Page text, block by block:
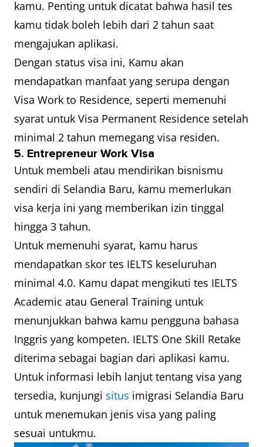
kamu. Penting untuk dicatat bahwa hasil tes
kamu tidak boleh lebih dari 2 tahun saat
mengajukan aplikasi.
Dengan status visa ini, Kamu akan
mendapatkan manfaat yang serupa dengan
Visa Work to Residence, seperti memenuhi
syarat untuk Visa Permanent Residence setelah
minimal 2 tahun memegang visa residen.
5. Entrepreneur Work Visa
Untuk membeli atau mendirikan bisnismu
sendiri di Selandia Baru, kamu memerlukan
visa kerja ini yang memberikan izin tinggal
hingga 3 tahun.
Untuk memenuhi syarat, kamu harus
mendapatkan skor tes IELTS keseluruhan
minimal 4.0. Kamu dapat mengikuti tes IELTS
Academic atau General Training untuk
menunjukkan bahwa kamu pengguna bahasa
Inggris yang kompeten. IELTS One Skill Retake
diterima sebagai bagian dari aplikasi kamu.
Untuk informasi lebih lanjut tentang visa yang
tersedia, kunjungi situs imigrasi Selandia Baru
untuk menemukan jenis visa yang paling
sesuai untukmu.